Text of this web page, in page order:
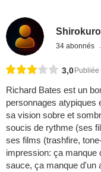
34 abonnés
3,0
Richard Bates est un
personnages atypiques
sa vision sobre et
soucis de rythme (ses
ses films (trashfire,
impression: ça manque
sauce, ça manque d'un